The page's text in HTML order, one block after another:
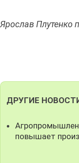
Ярослав Плутенко
ДРУГИЕ
повышает